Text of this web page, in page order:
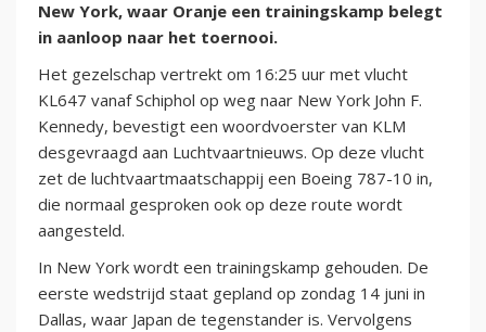
New York, waar Oranje een trainingskamp belegt
in aanloop naar het toernooi.
Het gezelschap vertrekt om 16:25 uur met vlucht
KL647 vanaf Schiphol op weg naar New York John F.
Kennedy, bevestigt een woordvoerster van KLM
desgevraagd aan Luchtvaartnieuws. Op deze vlucht
zet de luchtvaartmaatschappij een Boeing 787-10 in,
die normaal gesproken ook op deze route wordt
aangesteld.
In New York wordt een trainingskamp gehouden. De
eerste wedstrijd staat gepland op zondag 14 juni in
Dallas, waar Japan de tegenstander is. Vervolgens